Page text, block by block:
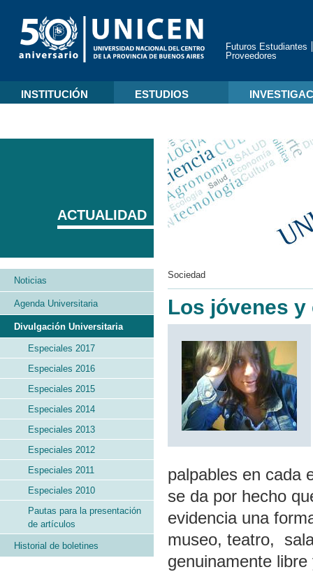
Futuros Estudiantes
Proveedores
INSTITUCIÓN ESTUDIOS
Sociedad
Los jóvenes
palpables en cada
se da por hecho
evidencia una
museo, teatro,
genuinamente
ACTUALIDAD
Noticias
Agenda Universitaria
Divulgación Universitaria
Especiales 2017
Especiales 2016
Especiales 2015
Especiales 2014
Especiales 2013
Especiales 2012
Especiales 2011
Especiales 2010
Pautas para la presentación
de artículos
Historial de boletines